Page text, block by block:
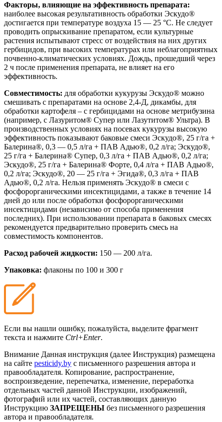
Факторы, влияющие на эффективность препарата:
наиболее высокая результативность обработки Эскудо®
достигается при температуре воздуха 15 — 25 °С. Не следует
проводить опрыскивание препаратом, если культурные
растения испытывают стресс от воздействия на них других
гербицидов, при высоких температурах или неблагоприятных
почвенно-климатических условиях. Дождь, прошедший через
2 ч после применения препарата, не влияет на его
эффективность.
Совместимость: для обработки кукурузы Эскудо® можно
смешивать с препаратами на основе 2,4-Д, дикамбы, для
обработки картофеля – с гербицидами на основе метрибузина
(например, с Лазуритом® Cупер или Лазутитом® Ультра). В
производственных условиях на посевах кукурузы высокую
эффективность показывают баковые смеси Эскудо®, 25 г/га +
Балерина®, 0,3 — 0,5 л/га + ПАВ Адью®, 0,2 л/га; Эскудо®,
25 г/га + Балерина® Супер, 0,3 л/га + ПАВ Адью®, 0,2 л/га;
Эскудо®, 25 г/га + Балерина® Форте, 0,4 л/га + ПАВ Адью®,
0,2 л/га; Эскудо®, 20 — 25 г/га + Эгида®, 0,3 л/га + ПАВ
Адью®, 0,2 л/га. Нельзя применять Эскудо® в смеси с
фосфорорганическими инсектицидами, а также в течение 14
дней до или после обработки фосфорорганическими
инсектицидами (независимо от способа применения
последних). При использовании препарата в баковых смесях
рекомендуется предварительно проверить смесь на
совместимость компонентов.
Расход рабочей жидкости: 150 — 200 л/га.
Упаковка: флаконы по 100 и 300 г
Если вы нашли ошибку, пожалуйста, выделите фрагмент
текста и нажмите Ctrl+Enter.
Внимание Данная инструкция (далее Инструкция) размещена
на сайте pesticidy.by с письменного разрешения автора и
правообладателя. Копирование, распространение,
воспроизведение, перепечатка, изменение, переработка
отдельных частей данной Инструкции, изображений,
фотографий или их частей, составляющих данную
Инструкцию ЗАПРЕЩЕНЫ без письменного разрешения
автора и правообладателя.